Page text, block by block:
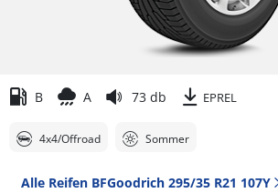
B A 73 db EPREL
4x4/Offroad Sommer
Alle Reifen BFGoodrich 295/35 R21 107Y